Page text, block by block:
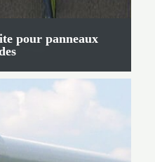
pour panneaux